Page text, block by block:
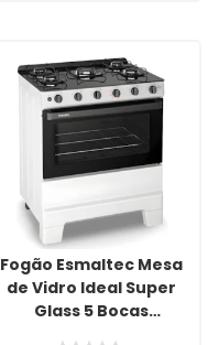
Fogão Esmaltec Mesa
de Vidro Ideal Super
Glass 5 Bocas